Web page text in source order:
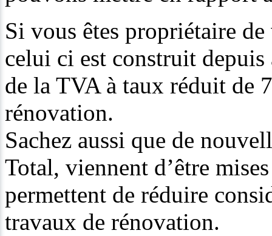
Si vous êtes propriétaire
celui ci est construit
de la TVA à taux réduit de
rénovation.
Sachez aussi que de
Total, viennent d’être
permettent de réduire
travaux de rénovation.